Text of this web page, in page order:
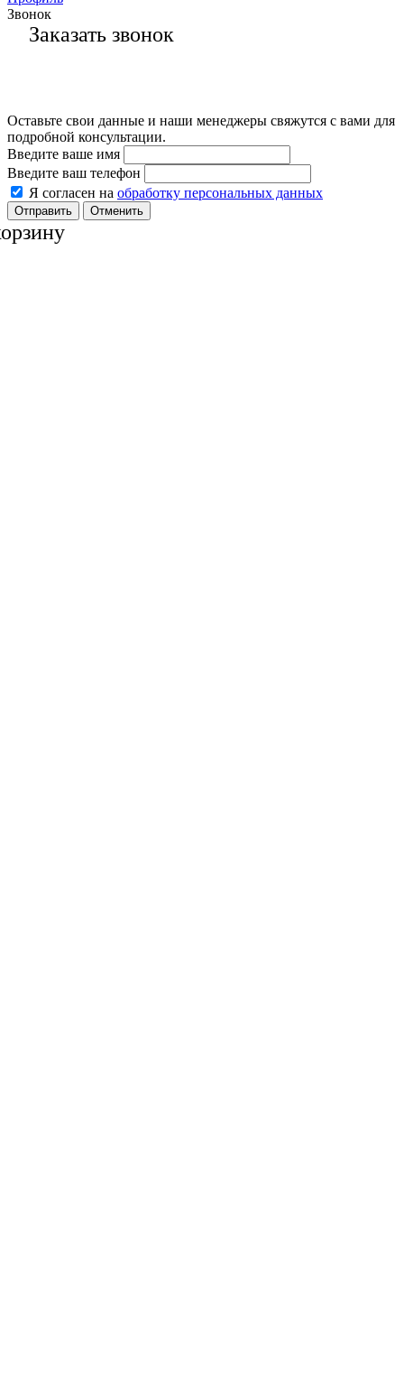
Звонок
Заказать звонок
Оставьте свои данные и наши менеджеры свяжутся с вами для
подробной консультации.
Введите ваше имя
Введите ваш телефон
Я согласен на обработку персональных данных
Отменить